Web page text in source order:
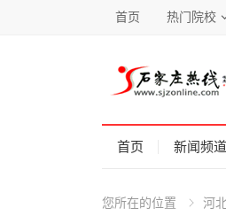
首页 热门院校
首页 新闻频道
您所在的位置 河